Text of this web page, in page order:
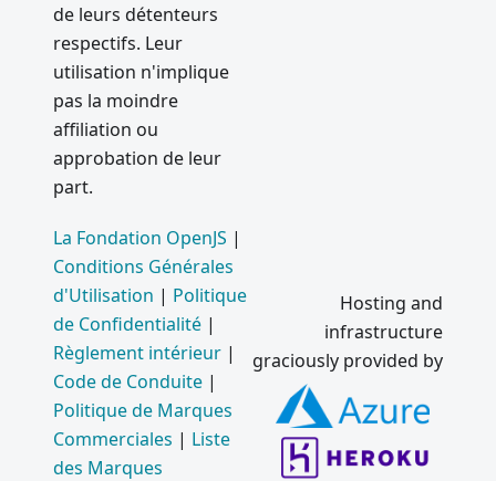
de leurs détenteurs
respectifs. Leur
utilisation n'implique
pas la moindre
affiliation ou
approbation de leur
part.
La Fondation OpenJS |
Conditions Générales
d'Utilisation | Politique
de Confidentialité |
Règlement intérieur |
Code de Conduite |
Politique de Marques
Commerciales | Liste
des Marques
Hosting and
infrastructure
graciously provided by